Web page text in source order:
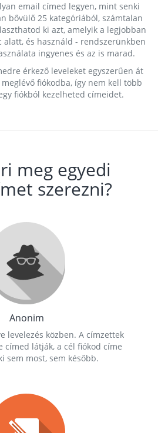
email címed legyen, mint senki
bővülő 25 kategóriából, számtalan
ki azt, amelyik a legjobban
és használd - rendszerünkben
ingyenes és az is marad.
érkező leveleket egyszerűen át
fiókodba, így nem kell több
fiókból kezelheted címeidet.
meg egyedi
szerezni?
Anonim
levelezés közben. A címzettek
címed látják, a cél fiókod címe
sem most, sem később.